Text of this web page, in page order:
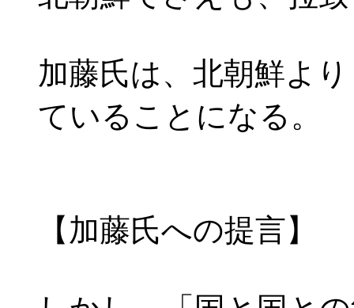
加藤氏は、北朝鮮よ
ていることになる。
【加藤氏への提言】